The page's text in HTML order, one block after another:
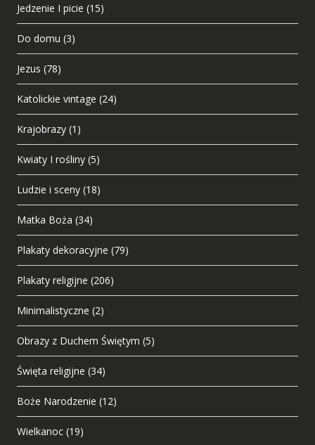
Jedzenie I picie (15)
Do domu (3)
Jezus (78)
Katolickie vintage (24)
Krajobrazy (1)
Kwiaty I rośliny (5)
Ludzie i sceny (18)
Matka Boża (34)
Plakaty dekoracyjne (79)
Plakaty religijne (206)
Minimalistyczne (2)
Obrazy z Duchem Świętym (5)
Święta religijne (34)
Boże Narodzenie (12)
Wielkanoc (19)